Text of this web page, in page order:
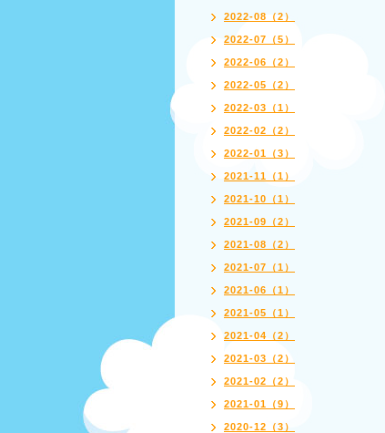
2022-08（2）
2022-07（5）
2022-06（2）
2022-05（2）
2022-03（1）
2022-02（2）
2022-01（3）
2021-11（1）
2021-10（1）
2021-09（2）
2021-08（2）
2021-07（1）
2021-06（1）
2021-05（1）
2021-04（2）
2021-03（2）
2021-02（2）
2021-01（9）
2020-12（3）